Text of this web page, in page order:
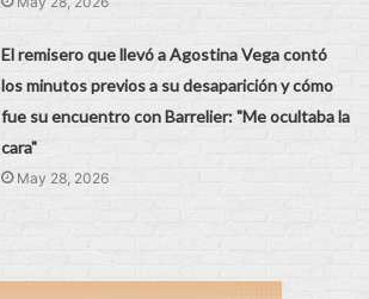
El remisero que llevó a Agostina Vega contó
los minutos previos a su desaparición y cómo
fue su encuentro con Barrelier: "Me ocultaba la
cara"
May 28, 2026